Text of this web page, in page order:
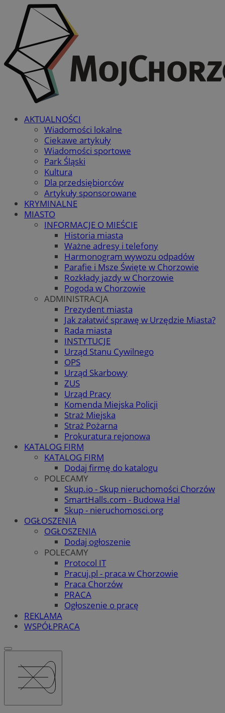
AKTUALNOŚCI
Wiadomości lokalne
Ciekawe artykuły
Wiadomości sportowe
Park Śląski
Kultura
Dla przedsiębiorców
Artykuły sponsorowane
KRYMINALNE
MIASTO
INFORMACJE O MIEŚCIE
Historia miasta
Ważne adresy i telefony
Harmonogram wywozu odpadów
Parafie i Msze Święte w Chorzowie
Rozkłady jazdy w Chorzowie
Pogoda w Chorzowie
ADMINISTRACJA
Prezydent miasta
Jak załatwić sprawę w Urzędzie Miasta?
Rada miasta
INSTYTUCJE
Urząd Stanu Cywilnego
OPS
Urząd Skarbowy
ZUS
Urząd Pracy
Komenda Miejska Policji
Straż Miejska
Straż Pożarna
Prokuratura rejonowa
KATALOG FIRM
KATALOG FIRM
Dodaj firmę do katalogu
POLECAMY
Skup.io - Skup nieruchomości Chorzów
SmartHalls.com - Budowa Hal
Skup - nieruchomosci.org
OGŁOSZENIA
OGŁOSZENIA
Dodaj ogłoszenie
POLECAMY
Protocol IT
Pracuj.pl - praca w Chorzowie
Praca Chorzów
PRACA
Ogłoszenie o pracę
REKLAMA
WSPÓŁPRACA